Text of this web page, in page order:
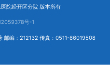
院经开区分院 版本所有
号-1
邮编：212132 传真：0511-86019508